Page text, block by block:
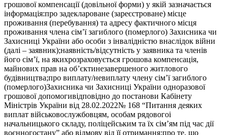
грошової компенсації (довільної форми) у якій зазначається
інформація:про задеклароване (зареєстроване) місце
проживання (перебування) та адресу фактичного місця
проживання члена сім’ї загиблого (померлого) Захисника чи
Захисниці України або особи з інвалідністю внаслідок війни
(далі – заявник);наявність/відсутність у заявника та членів
його сім’ї, на якихрозраховується грошова компенсація,
майнових прав на об’єктинезавершеного житлового
будівництва;про виплату/невиплату члену сім’ї загиблого
(померлого)Захисника чи Захисниці України одноразової
грошової допомогивідповідно до постанови Кабінету
Міністрів України від 28.02.2022№ 168 “Питання деяких
виплат військовослужбовцям, особам рядовогоі
начальницького складу, поліцейським та їх сім’ям під час дії
воєнногостану” або відмову від її отримання;про те, що